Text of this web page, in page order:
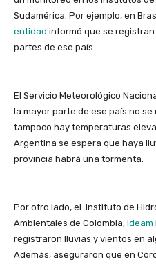
Sudamérica. Por ejemplo, en
entidad informó que se registran
partes de ese país.
El Servicio Meteorológico
la mayor parte de ese país no
tampoco hay temperaturas
Argentina se espera que haya
provincia habrá una tormenta.
Por otro lado, el Instituto de
Ambientales de Colombia, Ideam
registraron lluvias y vientos en
Además, aseguraron que en